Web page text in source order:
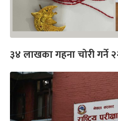
३४ लाखका गहना चोरी गर्ने